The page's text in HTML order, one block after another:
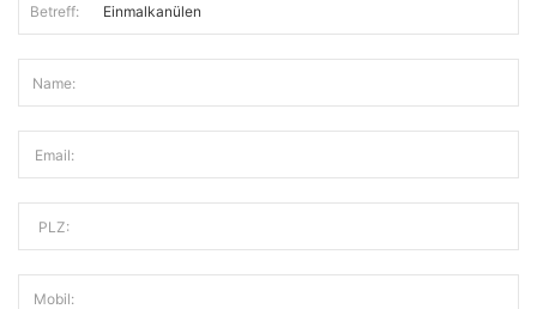
Betreff:
Name:
Email:
PLZ:
Mobil: